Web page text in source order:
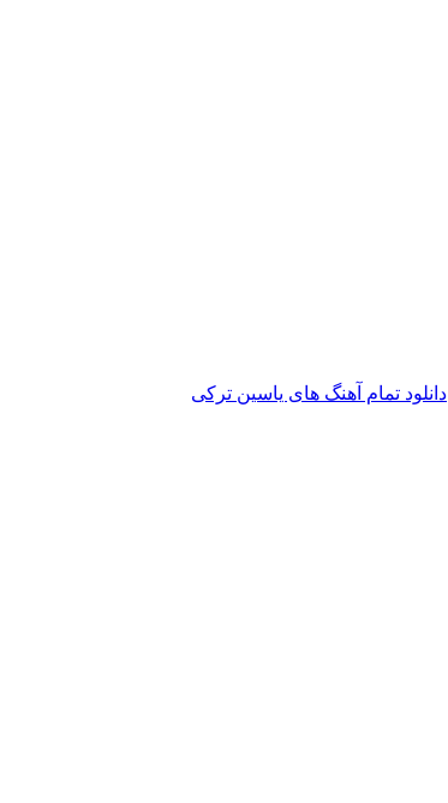
دانلود تمام آهنگ های یاسین ترکی